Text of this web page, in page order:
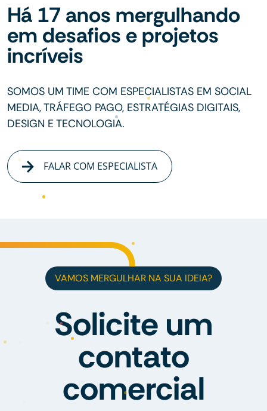
Há 17 anos mergulhando
em desafios e projetos
incríveis
SOMOS UM TIME COM ESPECIALISTAS EM SOCIAL
MEDIA, TRÁFEGO PAGO, ESTRATÉGIAS DIGITAIS,
DESIGN E TECNOLOGIA.
FALAR COM ESPECIALISTA
VAMOS MERGULHAR NA SUA IDEIA?
Solicite um
contato
comercial